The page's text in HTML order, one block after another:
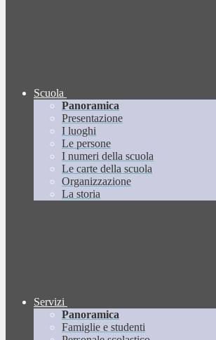
Scuola
Panoramica
Presentazione
I luoghi
Le persone
I numeri della scuola
Le carte della scuola
Organizzazione
La storia
Servizi
Panoramica
Famiglie e studenti